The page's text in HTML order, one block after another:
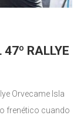
RALLYE
Orvecame Isla
frenético cuando